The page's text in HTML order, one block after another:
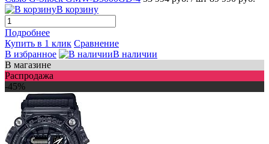
В корзину
Подробнее
Купить в 1 клик Сравнение
В избранное
В наличии
В магазине
Распродажа
-45%